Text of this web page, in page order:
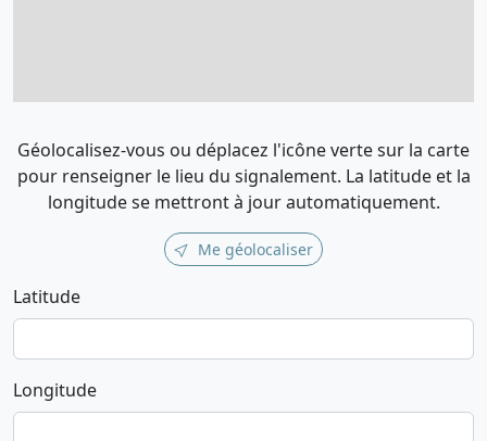
Géolocalisez-vous ou déplacez l'icône verte sur la carte
pour renseigner le lieu du signalement. La latitude et la
longitude se mettront à jour automatiquement.
Me géolocaliser
Latitude
Longitude